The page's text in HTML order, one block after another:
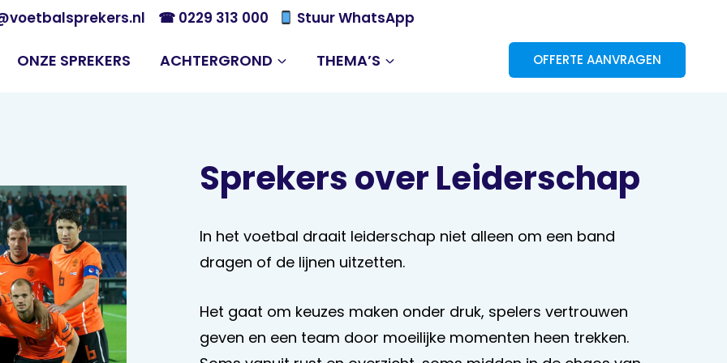
☎ 0229 313 000 Stuur WhatsApp
ONZE SPREKERS ACHTERGROND THEMA’S OFFERTE AANVRAGEN
Sprekers over Leiderschap
In het voetbal draait leiderschap niet alleen om een band
dragen of de lijnen uitzetten.
Het gaat om keuzes maken onder druk, spelers vertrouwen
geven en een team door moeilijke momenten heen trekken.